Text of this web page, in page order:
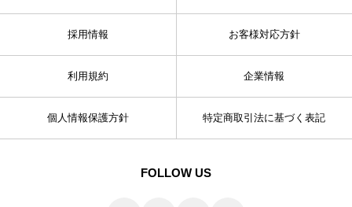
採用情報 お客様対応方針
利用規約 企業情報
個人情報保護方針 特定商取引法に基づく表記
FOLLOW US